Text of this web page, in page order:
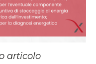
articolo